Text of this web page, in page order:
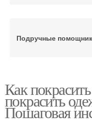
Подручные
Как
покрасить
Пошаговая